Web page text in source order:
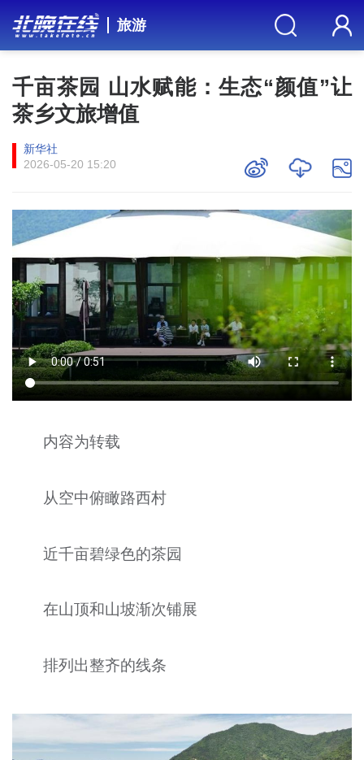
旅游
千亩茶园 山水赋能：生态“颜值”让
茶乡文旅增值
新华社
2026-05-20 15:20
内容为转载
从空中俯瞰路西村
近千亩碧绿色的茶园
在山顶和山坡渐次铺展
排列出整齐的线条